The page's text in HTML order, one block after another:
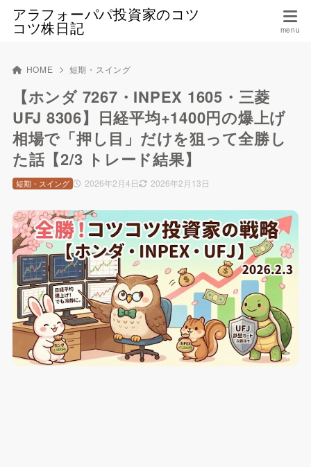
アラフォーパパ投資家のコツ
コツ株日記
HOME 短期・スイング
【ホンダ 7267・INPEX 1605・三菱
UFJ 8306】日経平均+1400円の爆上げ
相場で「押し目」だけを狙って全勝し
た話【2/3 トレード結果】
2026年2月4日 2026年2月13日
短期・スイング